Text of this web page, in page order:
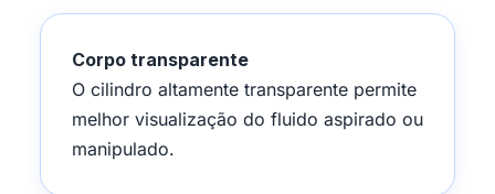
Corpo transparente
O cilindro altamente transparente permite
melhor visualização do fluido aspirado ou
manipulado.